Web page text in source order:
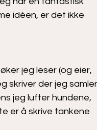
idéen, er det ikke
jeg leser (og eier,
skriver der jeg
jeg lufter hundene,
er å skrive tankene